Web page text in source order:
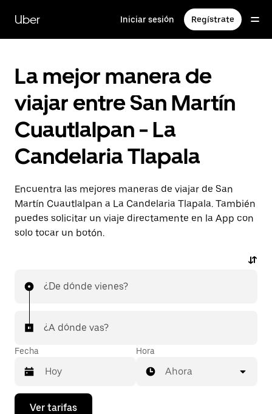
contenido
principal
Uber Iniciar sesión Regístrate
La mejor manera de
viajar entre San Martín
Cuautlalpan - La
Candelaria Tlapala
Encuentra las mejores maneras de viajar de San
Martín Cuautlalpan a La Candelaria Tlapala. También
puedes solicitar un viaje directamente en la App con
solo tocar un botón.
¿De dónde vienes?
¿A dónde vas?
Fecha
Presiona
Hora
Ahora
Ver tarifas